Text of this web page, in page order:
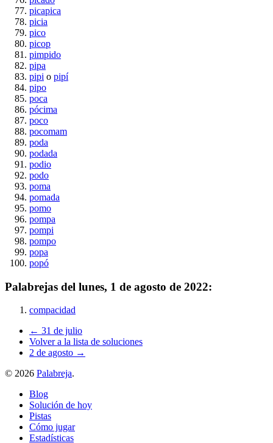
picapica
picia
pico
picop
pimpido
pipa
pipi o pipí
pipo
poca
pócima
poco
pocomam
poda
podada
podio
podo
poma
pomada
pomo
pompa
pompi
pompo
popa
popó
Palabrejas del lunes, 1 de agosto de 2022:
compacidad
← 31 de julio
Volver a la lista de soluciones
2 de agosto →
© 2026 Palabreja.
Blog
Solución de hoy
Pistas
Cómo jugar
Estadísticas